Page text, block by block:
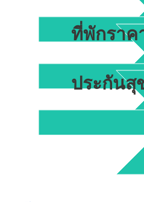
ที่พักราค
ประกันสุ